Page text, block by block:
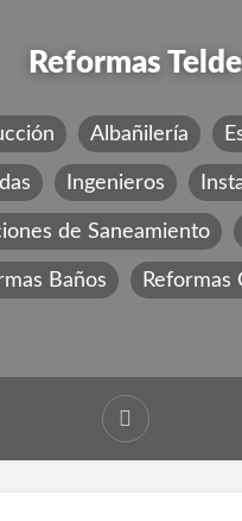
Reformas Telde
Albañilería
Ingenieros
de Saneamiento
Baños Reformas